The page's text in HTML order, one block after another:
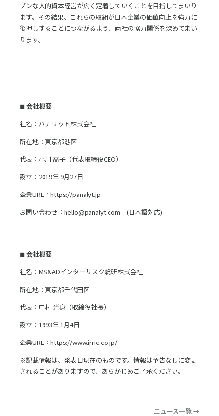
ブンな人的資本経営が広く定着していくことを目指してまいり
ます。その結果、これらの取組が日本企業の価値向上を強力に
後押しすることにつながるよう、両社の協力関係を深めてまい
ります。
◼ 会社概要
社名：パナリット株式会社
所在地：東京都港区
代表：小川 高子（代表取締役CEO）
設立：2019年 9月27日
企業URL：https://panalyt.jp
お問い合わせ：hello@panalyt.com (日本語対応)
◼ 会社概要
社名：MS&ADインターリスク総研株式会社
所在地：東京都千代田区
代表：中村 光身（取締役社長）
設立：1993年 1月4日
企業URL：https://www.irric.co.jp/
※記載情報は、発表日現在のものです。情報は予告なしに変更
されることがありますので、あらかじめご了承ください。
ニュース一覧 →